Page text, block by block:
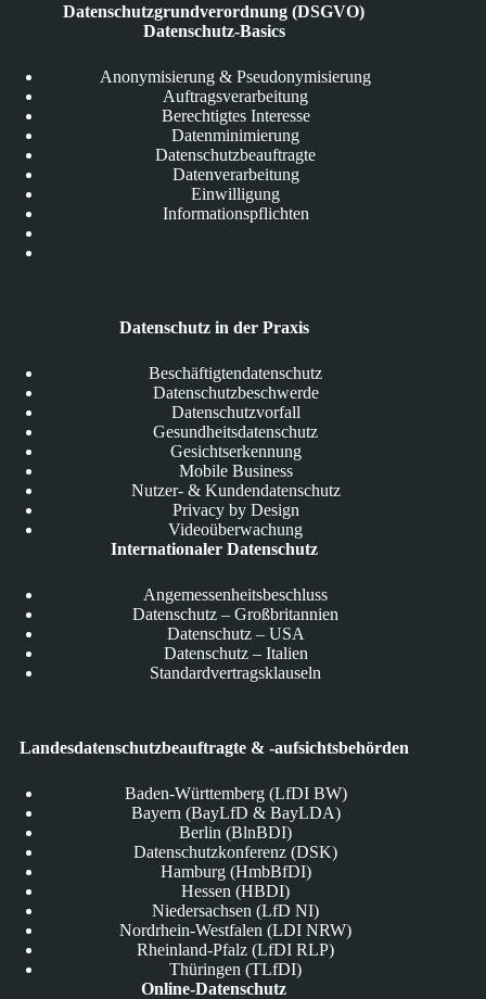
Datenschutzgrundverordnung (DSGVO)
Datenschutz-Basics
Anonymisierung & Pseudonymisierung
Auftragsverarbeitung
Berechtigtes Interesse
Datenminimierung
Datenschutzbeauftragte
Datenverarbeitung
Einwilligung
Informationspflichten
Datenschutz in der Praxis
Beschäftigtendatenschutz
Datenschutzbeschwerde
Datenschutzvorfall
Gesundheitsdatenschutz
Gesichtserkennung
Mobile Business
Nutzer- & Kundendatenschutz
Privacy by Design
Videoüberwachung
Internationaler Datenschutz
Angemessenheitsbeschluss
Datenschutz – Großbritannien
Datenschutz – USA
Datenschutz – Italien
Standardvertragsklauseln
Landesdatenschutzbeauftragte & -aufsichtsbehörden
Baden-Württemberg (LfDI BW)
Bayern (BayLfD & BayLDA)
Berlin (BlnBDI)
Datenschutzkonferenz (DSK)
Hamburg (HmbBfDI)
Hessen (HBDI)
Niedersachsen (LfD NI)
Nordrhein-Westfalen (LDI NRW)
Rheinland-Pfalz (LfDI RLP)
Thüringen (TLfDI)
Online-Datenschutz